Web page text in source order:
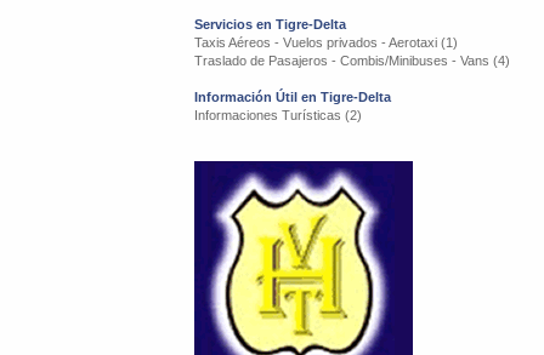
Servicios en Tigre-Delta
Taxis Aéreos - Vuelos privados - Aerotaxi (1)
Traslado de Pasajeros - Combis/Minibuses - Vans (4)
Información Útil en Tigre-Delta
Informaciones Turísticas (2)